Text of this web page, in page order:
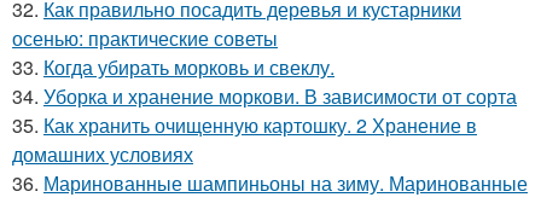
32. Как правильно посадить деревья и кустарники
осенью: практические советы
33. Когда убирать морковь и свеклу.
34. Уборка и хранение моркови. В зависимости от сорта
35. Как хранить очищенную картошку. 2 Хранение в
домашних условиях
36. Маринованные шампиньоны на зиму. Маринованные